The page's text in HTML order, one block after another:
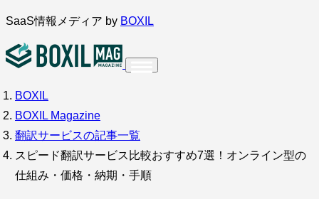
内
を
キ
ッ
プ
SaaS情報メディア by BOXIL
インタビュー
BOXIL
BOXIL Magazine
翻訳サービスの記事一覧
スピード翻訳サービス比較おすすめ7選！オンライン型の
仕組み・価格・納期・手順